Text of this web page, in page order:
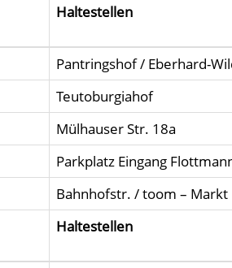
Haltestellen
Pantringshof / Eberhard-
Teutoburgiahof
Mülhauser Str. 18a
Parkplatz Eingang
Bahnhofstr. / toom – Markt
Haltestellen